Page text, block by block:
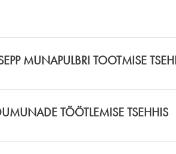
MUNAPULBRI TOOTMISE
TÖÖTLEMISE TSEHHIS